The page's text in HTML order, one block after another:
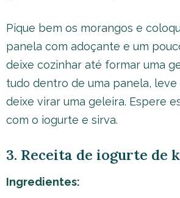
Pique bem os morangos e
panela com adoçante e um
deixe cozinhar até formar uma
tudo dentro de uma panela,
deixe virar uma geleira. Espere
com o iogurte e sirva.
3. Receita de iogurte de
Ingredientes: